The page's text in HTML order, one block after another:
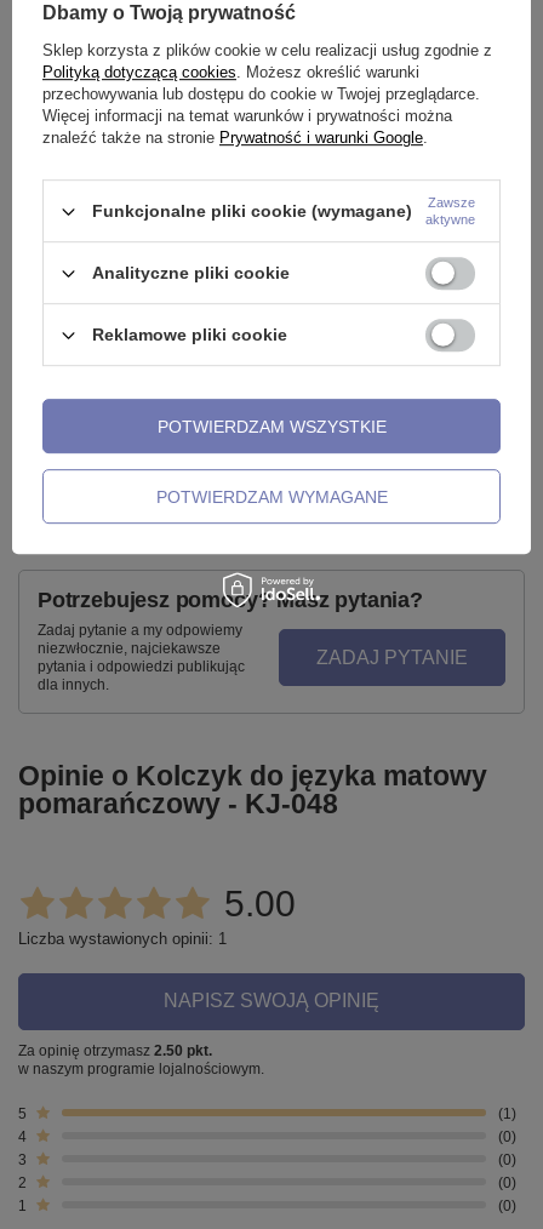
Zobacz również
LGW-001
K-018
10,99 zł - 21,99 zł
Potrzebujesz pomocy? Masz pytania?
Zadaj pytanie a my odpowiemy
niezwłocznie, najciekawsze
pytania i odpowiedzi publikując
dla innych.
ZADAJ PYTANIE
Opinie o Kolczyk do języka matowy
pomarańczowy - KJ-048
5.00
Liczba wystawionych opinii: 1
NAPISZ SWOJĄ OPINIĘ
Za opinię otrzymasz 2.50 pkt.
w naszym programie lojalnościowym.
5
1
4
0
3
0
2
0
1
0
Dbamy o Twoją prywatność
Sklep korzysta z plików cookie w celu realizacji usług zgodnie z
Polityką dotyczącą cookies. Możesz określić warunki
przechowywania lub dostępu do cookie w Twojej przeglądarce.
Więcej informacji na temat warunków i prywatności można
znaleźć także na stronie Prywatność i warunki Google.
Funkcjonalne pliki cookie (wymagane)
Zawsze
aktywne
Analityczne pliki cookie
Reklamowe pliki cookie
POTWIERDZAM WYMAGANE
POTWIERDZAM WSZYSTKIE